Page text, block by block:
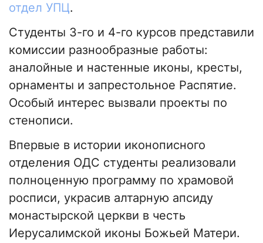
отдел УПЦ.
Студенты 3-го и 4-го курсов представили
комиссии разнообразные работы:
аналойные и настенные иконы, кресты,
орнаменты и запрестольное Распятие.
Особый интерес вызвали проекты по
стенописи.
Впервые в истории иконописного
отделения ОДС студенты реализовали
полноценную программу по храмовой
росписи, украсив алтарную апсиду
монастырской церкви в честь
Иерусалимской иконы Божьей Матери.